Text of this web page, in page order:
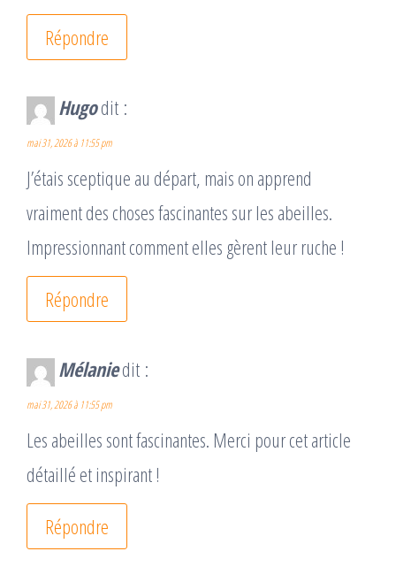
Répondre
Hugodit :
mai 31, 2026 à 11:55 pm
J’étais sceptique au départ, mais on apprend
vraiment des choses fascinantes sur les abeilles.
Impressionnant comment elles gèrent leur ruche !
Répondre
Mélaniedit :
mai 31, 2026 à 11:55 pm
Les abeilles sont fascinantes. Merci pour cet article
détaillé et inspirant !
Répondre